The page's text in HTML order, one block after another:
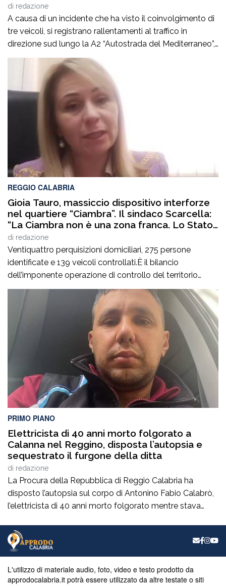
di redazione
A causa di un incidente che ha visto il coinvolgimento di
tre veicoli, si registrano rallentamenti al traffico in
direzione sud lungo la A2 “Autostrada del Mediterraneo”,
nel tratto compreso tra gli svincoli di Altilia Grimaldi (CS)
e San Mango D’Aquino (CZ). Sul posto è intervenuto il
personale Anas, il 118 e il soccorso meccanico […]
REGGIO CALABRIA
Gioia Tauro, massiccio dispositivo interforze
nel quartiere “Ciambra”. Il sindaco Scarcella:
“La Ciambra non è una zona franca. Lo Stato
c’è e si vede”
di redazione
Ventiquattro perquisizioni domiciliari, 275 persone
identificate e 139 veicoli controllati.È il bilancio
dell’imponente operazione di controllo del territorio
condotta il7 agosto nel quartiere Ciambra di Gioia Tauro,
nell’ambito di un servizio straordinario ad “Alto Impatto”
disposto per rafforzare la presenza delle istituzioni e
contrastare ogni forma di illegalità. Un’azione massiccia
e coordinata che ha visto […]
PRIMO PIANO
Elettricista di 40 anni morto folgorato a
Calanna nel Reggino, disposta l’autopsia e
sequestrato il furgone della ditta
di redazione
La Procura della Repubblica di Reggio Calabria ha
disposto l’autopsia sul corpo di Antonino Fabio Calabrò,
l’elettricista di 40 anni morto folgorato mentre stava
di Calanna. Le indagini, coordinate dalla Procura guidata
da Giuseppe Borrelli, sono affidate ai carabinieri, che
hanno proceduto anche al sequestro del furgone della
ditta privata per la quale lavorava […]
L'utilizzo di materiale audio, foto, video e testo prodotto da
approdocalabria.it potrà essere utilizzato da altre testate o siti